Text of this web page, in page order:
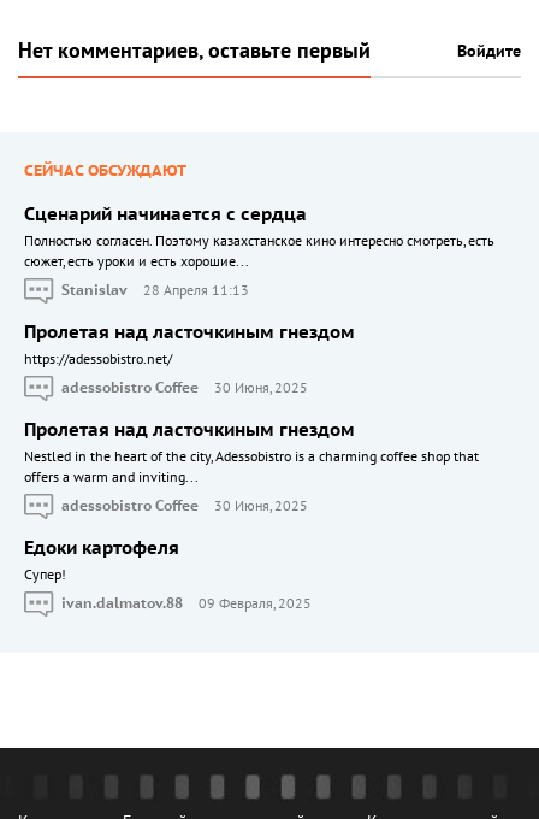
Нет комментариев, оставьте первый Войдите
СЕЙЧАС ОБСУЖДАЮТ
Сценарий начинается с сердца
Полностью согласен. Поэтому казахстанское кино интересно смотреть, есть
сюжет, есть уроки и есть хорошие...
Stanislav
28 Апреля 11:13
Пролетая над ласточкиным гнездом
https://adessobistro.net/
adessobistro Coffee
30 Июня, 2025
Пролетая над ласточкиным гнездом
Nestled in the heart of the city, Adessobistro is a charming coffee shop that
offers a warm and inviting...
adessobistro Coffee
30 Июня, 2025
Едоки картофеля
Cупер!
ivan.dalmatov.88
09 Февраля, 2025